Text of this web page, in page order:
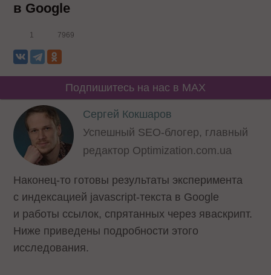
в Google
1 7969
Подпишитесь на нас в MAX
Сергей Кокшаров
Успешный SEO-блогер, главный
редактор Optimization.com.ua
Наконец-то готовы результаты эксперимента
с индексацией javascript-текста в Google
и работы ссылок, спрятанных через яваскрипт.
Ниже приведены подробности этого
исследования.